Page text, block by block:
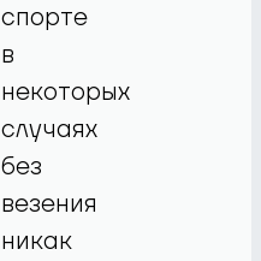
спорте
в
некоторых
случаях
без
везения
никак